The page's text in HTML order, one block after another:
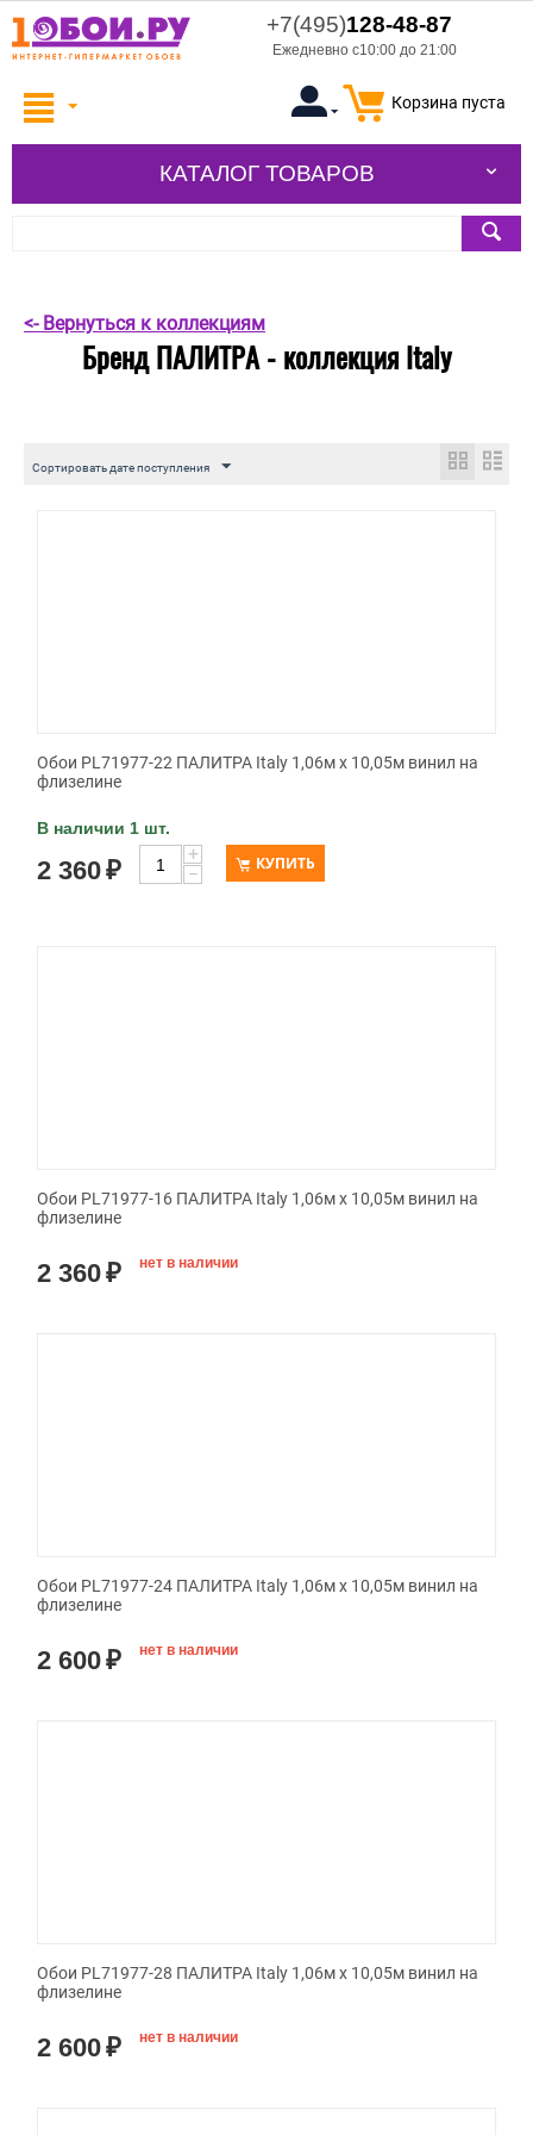
+7(495)128-48-87
Ежедневно с10:00 до 21:00
Корзина пуста
КАТАЛОГ ТОВАРОВ
<- Вернуться к коллекциям
Бренд ПАЛИТРА - коллекция Italy
Сортировать дате поступления
Обои PL71977-22 ПАЛИТРА Italy 1,06м х 10,05м винил на
флизелине
В наличии 1 шт.
2 360₽
+
−
КУПИТЬ
Обои PL71977-16 ПАЛИТРА Italy 1,06м х 10,05м винил на
флизелине
2 360₽ нет в наличии
Обои PL71977-24 ПАЛИТРА Italy 1,06м х 10,05м винил на
флизелине
2 600₽ нет в наличии
Обои PL71977-28 ПАЛИТРА Italy 1,06м х 10,05м винил на
флизелине
2 600₽ нет в наличии